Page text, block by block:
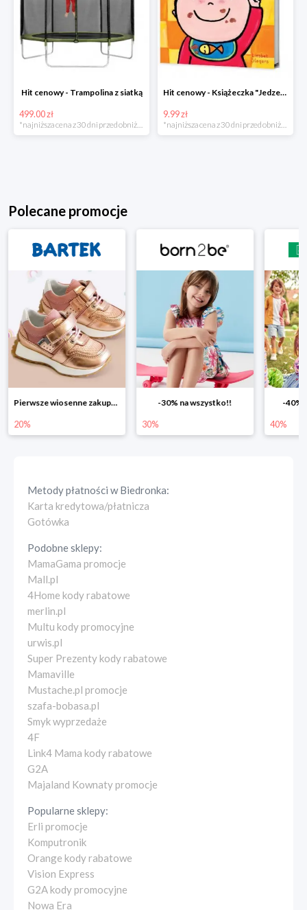
Hit cenowy - Trampolina z siatką
499.00 zł
Hit cenowy - Książeczka "Jedzenie"
9.99 zł
Polecane promocje
Pierwsze wiosenne zakupy -20%
20%
-30% na wszystko!!
30%
-40%
40%
Metody płatności wBiedronka:
Karta kredytowa/płatnicza
Gotówka
Podobne sklepy:
MamaGama promocje
Mall.pl
4Home kody rabatowe
merlin.pl
Multu kody promocyjne
urwis.pl
Super Prezenty kody rabatowe
Mamaville
Mustache.pl promocje
szafa-bobasa.pl
Smyk wyprzedaże
4F
Link4 Mama kody rabatowe
G2A
Majaland Kownaty promocje
Popularne sklepy:
Erli promocje
Komputronik
Orange kody rabatowe
Vision Express
G2A kody promocyjne
Nowa Era